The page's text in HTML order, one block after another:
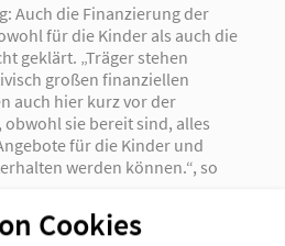
Auch die Finanzierung der
für die Kinder als auch die
geklärt. „Träger stehen
großen finanziellen
auch hier kurz vor der
sie bereit sind, alles
für die Kinder und
werden können.“, so
Cookies